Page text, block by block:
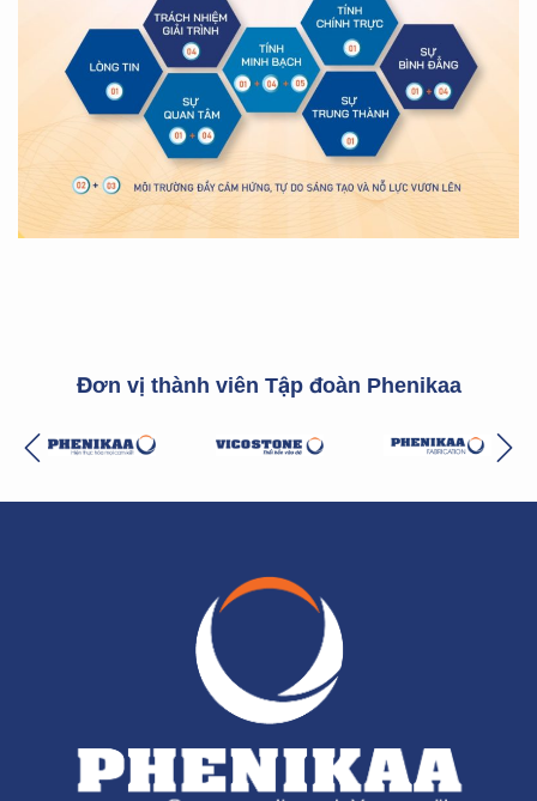
Đơn vị thành viên Tập đoàn Phenikaa